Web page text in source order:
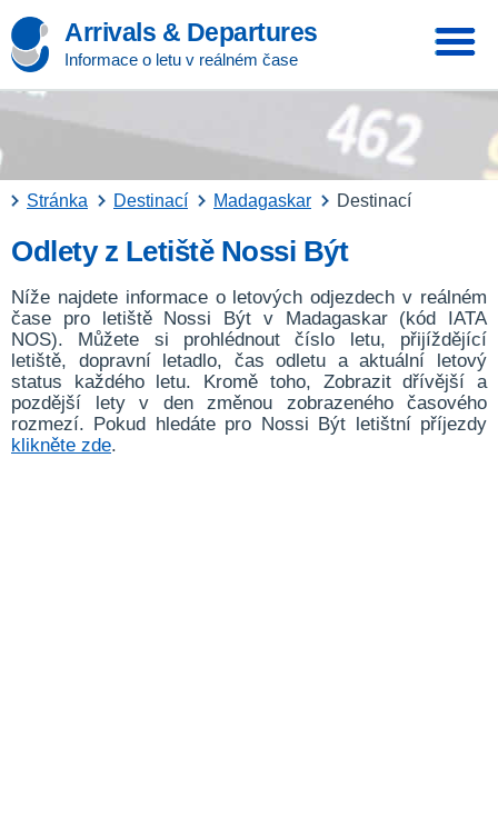
Arrivals & Departures
Informace o letu v reálném čase
Stránka Destinací Madagaskar Destinací
Odlety z Letiště Nossi Být
Níže najdete informace o letových odjezdech v reálném
čase pro letiště Nossi Být v Madagaskar (kód IATA
NOS). Můžete si prohlédnout číslo letu, přijíždějící
letiště, dopravní letadlo, čas odletu a aktuální letový
status každého letu. Kromě toho, Zobrazit dřívější a
pozdější lety v den změnou zobrazeného časového
rozmezí. Pokud hledáte pro Nossi Být letištní příjezdy
klikněte zde.